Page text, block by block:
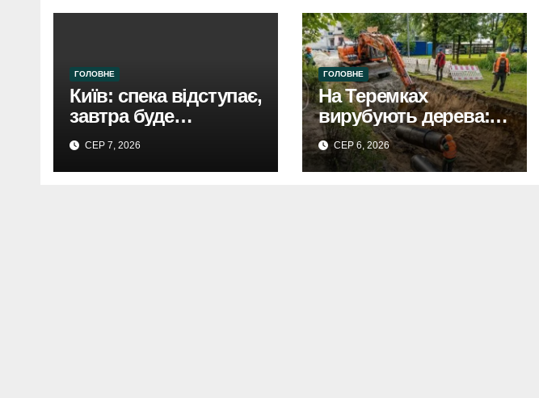
ГОЛОВНЕ
Київ: спека відступає,
завтра буде
прохолодніше.
Прогноз погоди
СЕР 7, 2026
ГОЛОВНЕ
На Теремках
вирубують дерева: в
Києві триває
будівництво
теплотраси
СЕР 6, 2026